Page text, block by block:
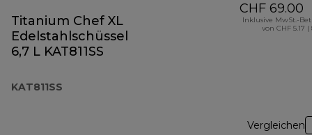
Titanium Chef XL
Edelstahlschüssel
6,7 L KAT811SS
KAT811SS
CHF 69.00
Inklusive MwSt.-
von CHF 5.17 (
Vergleichen